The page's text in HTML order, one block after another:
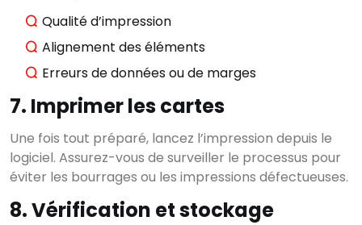
Qualité d’impression
Alignement des éléments
Erreurs de données ou de marges
7. Imprimer les cartes
Une fois tout préparé, lancez l’impression depuis le
logiciel. Assurez-vous de surveiller le processus pour
éviter les bourrages ou les impressions défectueuses.
8. Vérification et stockage